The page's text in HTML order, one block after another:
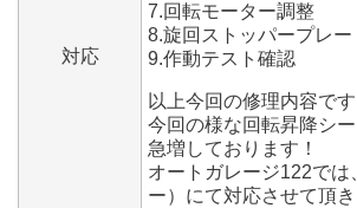
対応
7.回転モーター調整
8.旋回ストッパープレ
9.作動テスト確認
以上今回の修理内容です
今回の様な回転昇降シ
急増しております！
オートガレージ122では
ー）にて対応させて頂